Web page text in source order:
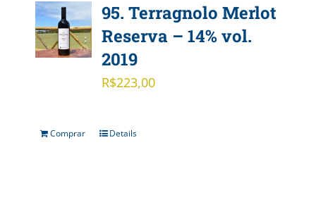
95. Terragnolo Merlot
Reserva – 14% vol.
2019
R$223,00
Comprar Details